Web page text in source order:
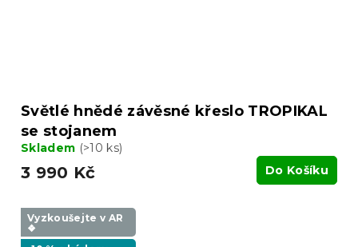
Světlé hnědé závěsné křeslo TROPIKAL
se stojanem
Skladem (>10 ks)
3 990 Kč Do Košíku
Vyzkoušejte v AR
❖